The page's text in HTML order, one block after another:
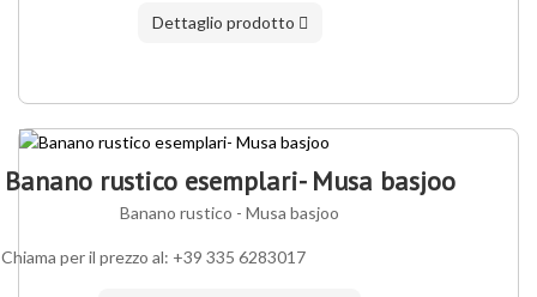
Dettaglio prodotto
Banano rustico esemplari- Musa basjoo
Banano rustico - Musa basjoo
Chiama per il prezzo al: +39 335 6283017